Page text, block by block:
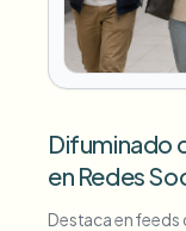
Difuminado
en Redes
Destaca en